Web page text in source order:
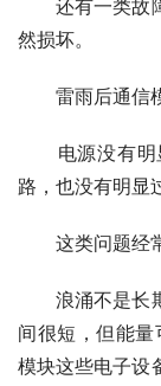
还有一类故障
然损坏。
雷雨后通信模
电源没有明
路，也没有明显
这类问题经常
浪涌不是长期
间很短，但能
模块这些电子设